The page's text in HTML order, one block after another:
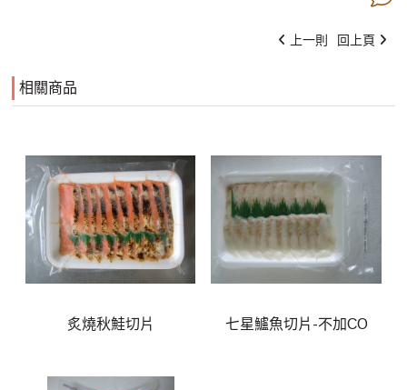
上一則 回上頁
相關商品
炙燒秋鮭切片 七星鱸魚切片-不加CO